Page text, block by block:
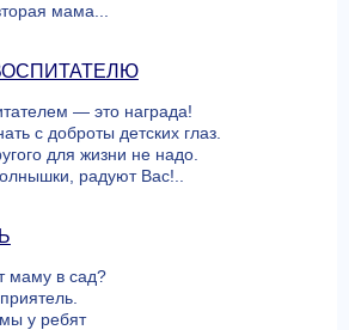
мама...
— это награда!
с доброты детских глаз.
для жизни не надо.
радуют Вас!..
маму в сад?
у ребят